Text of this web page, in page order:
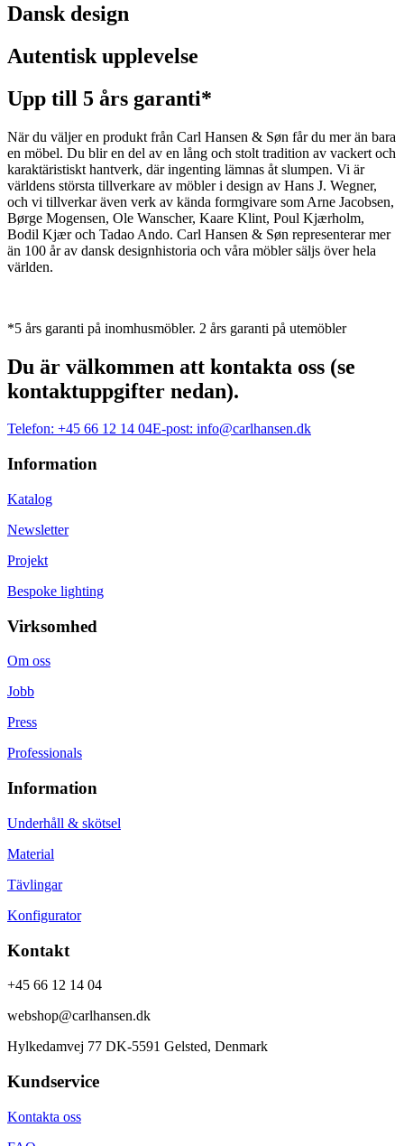
Dansk design
Autentisk upplevelse
Upp till 5 års garanti*
När du väljer en produkt från Carl Hansen & Søn får du mer än bara
en möbel. Du blir en del av en lång och stolt tradition av vackert och
karaktäristiskt hantverk, där ingenting lämnas åt slumpen. Vi är
världens största tillverkare av möbler i design av Hans J. Wegner,
och vi tillverkar även verk av kända formgivare som Arne Jacobsen,
Børge Mogensen, Ole Wanscher, Kaare Klint, Poul Kjærholm,
Bodil Kjær och Tadao Ando. Carl Hansen & Søn representerar mer
än 100 år av dansk designhistoria och våra möbler säljs över hela
världen.
*5 års garanti på inomhusmöbler. 2 års garanti på utemöbler
Du är välkommen att kontakta oss (se
kontaktuppgifter nedan).
Telefon: +45 66 12 14 04E-post: info@carlhansen.dk
Information
Katalog
Newsletter
Projekt
Bespoke lighting
Virksomhed
Om oss
Jobb
Press
Professionals
Information
Underhåll & skötsel
Material
Tävlingar
Konfigurator
Kontakt
+45 66 12 14 04
webshop@carlhansen.dk
Hylkedamvej 77 DK-5591 Gelsted, Denmark
Kundservice
Kontakta oss